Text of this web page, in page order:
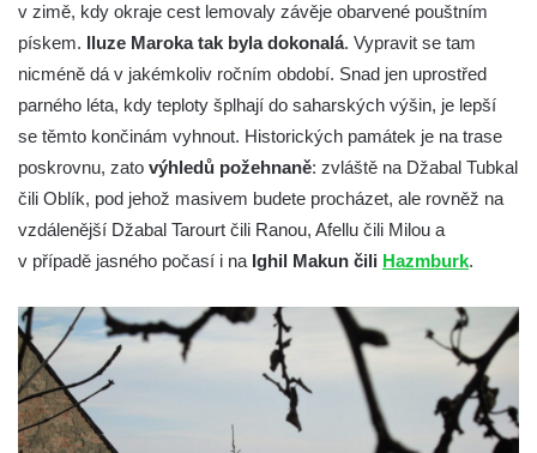
v zimě, kdy okraje cest lemovaly závěje obarvené pouštním
pískem. Iluze Maroka tak byla dokonalá. Vypravit se tam
nicméně dá v jakémkoliv ročním období. Snad jen uprostřed
parného léta, kdy teploty šplhají do saharských výšin, je lepší
se těmto končinám vyhnout. Historických památek je na trase
poskrovnu, zato výhledů požehnaně: zvláště na Džabal Tubkal
čili Oblík, pod jehož masivem budete procházet, ale rovněž na
vzdálenější Džabal Tarourt čili Ranou, Afellu čili Milou a
v případě jasného počasí i na Ighil Makun čili Hazmburk.